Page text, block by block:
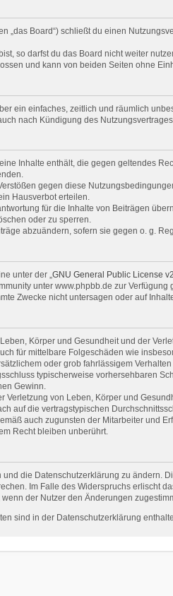
„das Board“) schließt du einen
so darfst du das Board nicht weiter
und kann von beiden Seiten ohne
ein einfaches, zeitlich und räumlich
nach Kündigung des Nutzungsvertrages
Inhalte enthält, die gegen geltendes
gegen diese
Hausverbot erteilen.
für die Inhalte von Beiträgen
oder zu sperren.
abzuändern, sofern sie gegen o. g.
unter der „GNU General Public License v2
unter www.phpbb.de zur
Zwecke nicht untersagen oder auf
Körper und Gesundheit und der
für mittelbare Folgeschäden wie
oder grob fahrlässigem
typischerweise vorhersehbaren
Gewinn.
Verletzung von Leben, Körper und
auf die vertragstypischen
auch zugunsten der Mitarbeiter und
Recht bleiben unberührt.
die Datenschutzerklärung zu ändern.
Im Falle des Widerspruchs erlischt
der Nutzer den Änderungen
sind in der Datenschutzerklärung